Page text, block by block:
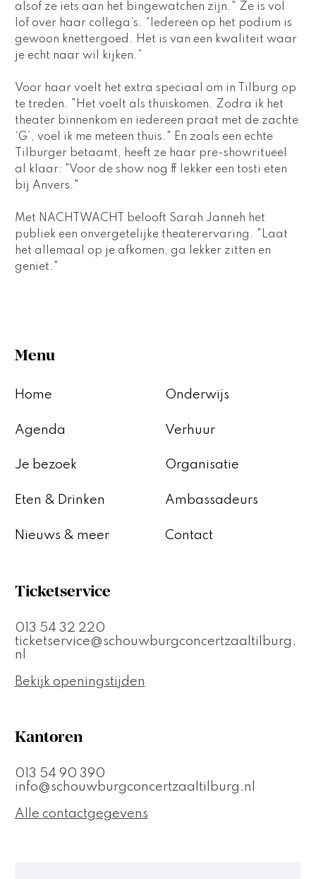
alsof ze iets aan het bingewatchen zijn." Ze is vol
lof over haar collega’s. “Iedereen op het podium is
gewoon knettergoed. Het is van een kwaliteit waar
je echt naar wil kijken.”
Voor haar voelt het extra speciaal om in Tilburg op
te treden. "Het voelt als thuiskomen. Zodra ik het
theater binnenkom en iedereen praat met de zachte
‘G’, voel ik me meteen thuis." En zoals een echte
Tilburger betaamt, heeft ze haar pre-showritueel
al klaar: "Voor de show nog ff lekker een tosti eten
bij Anvers."
Met NACHTWACHT
belooft Sarah Janneh het
publiek een onvergetelijke theaterervaring. "Laat
het allemaal op je afkomen, ga lekker zitten en
geniet."
Menu
Home
Agenda
Je bezoek
Eten & Drinken
Nieuws & meer
Onderwijs
Verhuur
Organisatie
Ambassadeurs
Contact
Ticketservice
013 54 32 220
ticketservice@schouwburgconcertzaaltilburg.
nl
Bekijk openingstijden
Kantoren
013 54 90 390
info@schouwburgconcertzaaltilburg.nl
Alle contactgegevens